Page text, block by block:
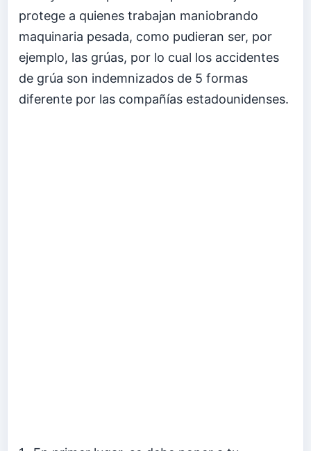
protege a quienes trabajan maniobrando
maquinaria pesada, como pudieran ser, por
ejemplo, las grúas, por lo cual los accidentes
de grúa son indemnizados de 5 formas
diferente por las compañías estadounidenses.